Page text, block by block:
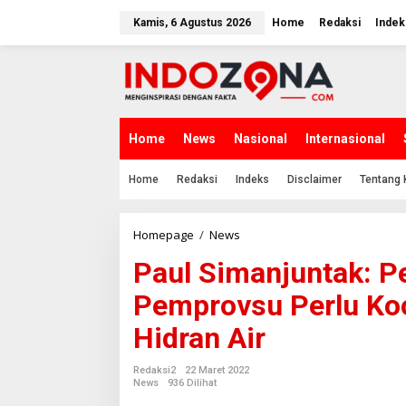
Kamis, 6 Agustus 2026 Home Redaksi
Home News Nasional Internasional
Home Redaksi Indeks Disclaimer Tentang
Homepage / News
Pemko
Medan
dan
Pemprovsu
Perlu
Koordinasi
Terkait
Paul Simanjuntak:
Pemprovsu Perlu
Hidran Air
Redaksi2
22 Maret 2022
News
936 Dilihat